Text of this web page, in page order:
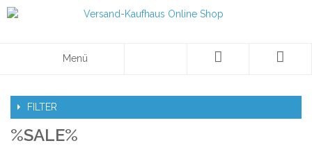
Menü
FILTER
%SALE%